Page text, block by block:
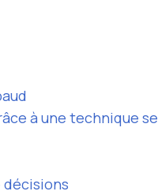
à une technique
décisions